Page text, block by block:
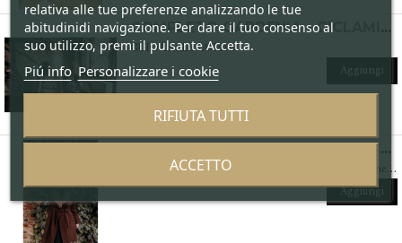
GUIDA ALLE TAGLIE
Aggiungi
Taglie disponibili: 42/44 (S/M) Fa parte della collezione "Lana" che prende vita grazie ai tessuti scelti accuratamente per sentirsi avvolti dal loro calore. Ogni capo della collezione è unico e mira a soddisfare le più diverse esigenze: sentirsi a proprio agio, distinguersi o stupire con moderazione … Peso 1,5 Kg. GUIDA ALLE TAGLIE
Aggiungi
relativa alle tue preferenze analizzando le tue
abitudinidi navigazione. Per dare il tuo consenso al
suo utilizzo, premi il pulsante Accetta.
Piú info Personalizzare i cookie
RIFIUTA TUTTI
ACCETTO